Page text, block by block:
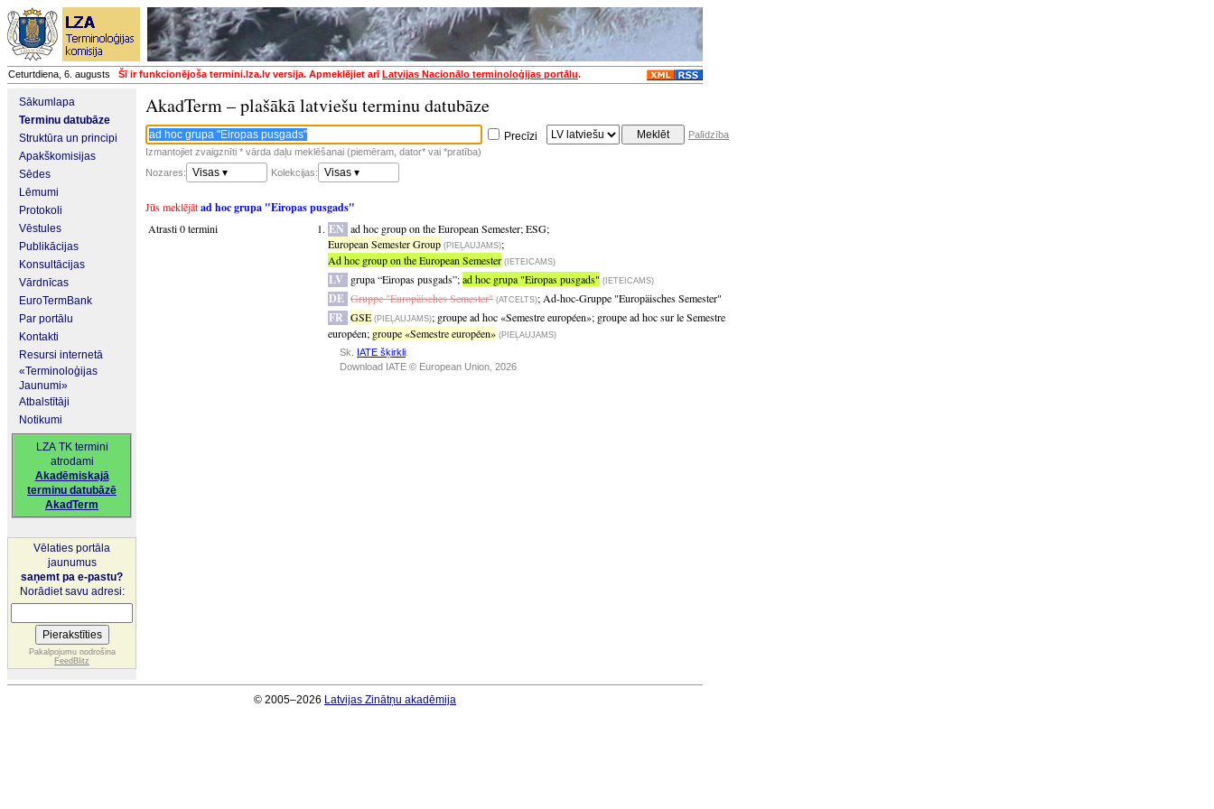
Ceturtdiena, 6. augusts Šī ir funkcionējoša termini.lza.lv versija. Apmeklējiet arīLatvijas Nacionālo terminoloģijas portālu.
Sākumlapa
Terminu datubāze
Struktūra un principi
Apakškomisijas
Sēdes
Lēmumi
Protokoli
Vēstules
Publikācijas
Konsultācijas
Vārdnīcas
EuroTermBank
Par portālu
Kontakti
Resursi internetā
«Terminoloģijas
Jaunumi»
Atbalstītāji
Notikumi
LZA TK termini
atrodami
Akadēmiskajā
terminu datubāzē
AkadTerm
Vēlaties portāla
jaunumus
saņemt pa e-pastu?
Norādiet savu adresi:
Pakalpojumu nodrošina
FeedBlitz
AkadTerm – plašākā latviešu terminu datubāze
Precīzi
Palīdzība
Izmantojiet zvaigznīti * vārda daļu meklēšanai (piemēram, dator* vai *pratība)
Nozares:
Visas ▾ Kolekcijas: Visas ▾
Jūs meklējātad hoc grupa "Eiropas pusgads"
Atrasti 0 termini EN ad hoc group on the European Semester;ESG;
European Semester Group (PIEĻAUJAMS);
Ad hoc group on the European Semester (IETEICAMS)
LV grupa “Eiropas pusgads”;ad hoc grupa "Eiropas pusgads" (IETEICAMS)
DE Gruppe "Europäisches Semester" (ATCELTS); Ad-hoc-Gruppe "Europäisches Semester"
FR GSE (PIEĻAUJAMS); groupe ad hoc «Semestre européen»; groupe ad hoc sur le Semestre
européen; groupe «Semestre européen» (PIEĻAUJAMS)
Sk. IATE šķirkli
Download IATE © European Union, 2026
© 2005–2026 Latvijas Zinātņu akadēmija